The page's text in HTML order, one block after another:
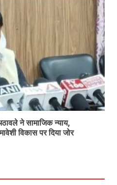
ने सामाजिक न्याय,
विकास पर दिया जोर